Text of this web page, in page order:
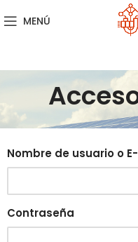
MENÚ
Nombre de usuario o
Contraseña